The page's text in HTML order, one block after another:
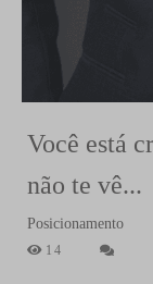
Você está
não te vê...
Posicionamento
14